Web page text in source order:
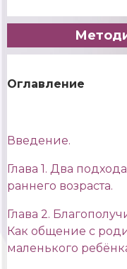
Оглавление
Введение.
Глава 1. Два
раннего возраста.
Глава 2.
Как общение с
маленького